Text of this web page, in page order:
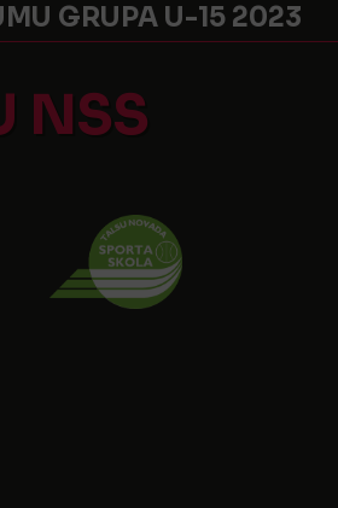
GRUPA U-15 2023
NSS